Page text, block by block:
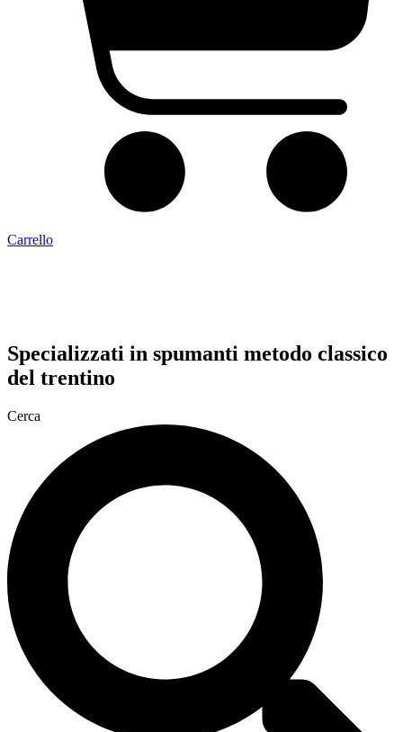
Carrello
Specializzati in spumanti metodo classico
del trentino
Cerca